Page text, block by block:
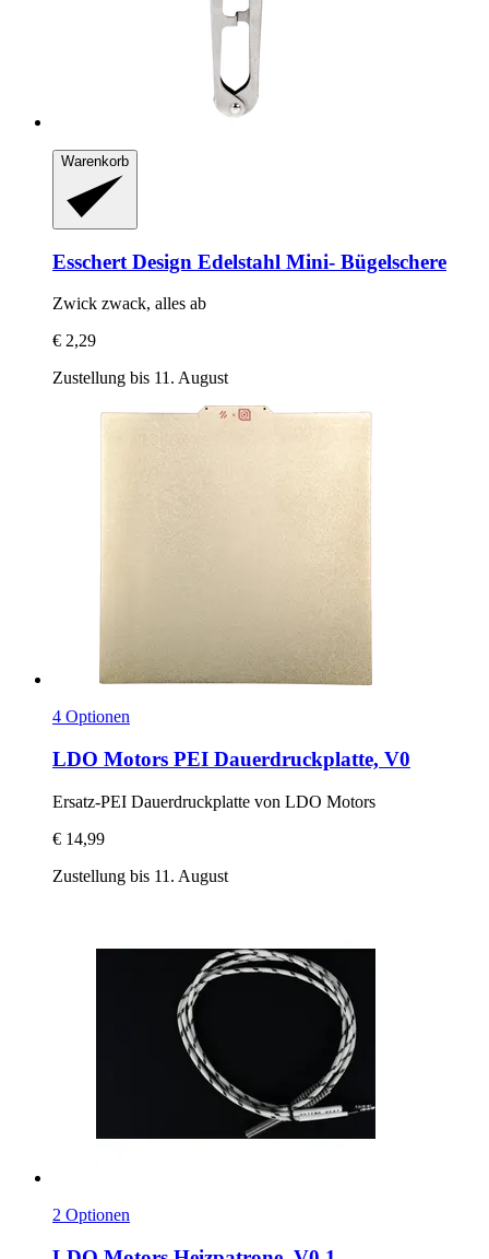
Warenkorb
Esschert Design Edelstahl Mini-​ Bügelschere
Zwick zwack, alles ab
€ 2,29
Zustellung bis 11. August
4 Optionen
LDO Motors PEI Dauerdruckplatte, V0
Ersatz-​PEI Dauerdruckplatte von LDO Motors
€ 14,99
Zustellung bis 11. August
2 Optionen